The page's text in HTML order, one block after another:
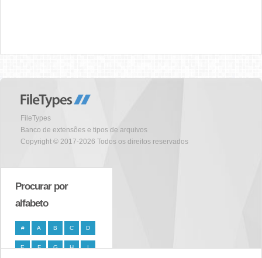
FileTypes
Banco de extensões e tipos de arquivos
Copyright © 2017-2026 Todos os direitos reservados
Procurar por
alfabeto
# A B C D
E F G H I